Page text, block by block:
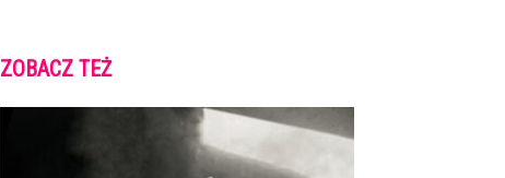
ZOBACZ TEŻ